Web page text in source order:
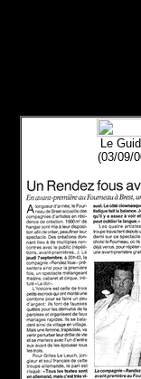
Le
(03/09/